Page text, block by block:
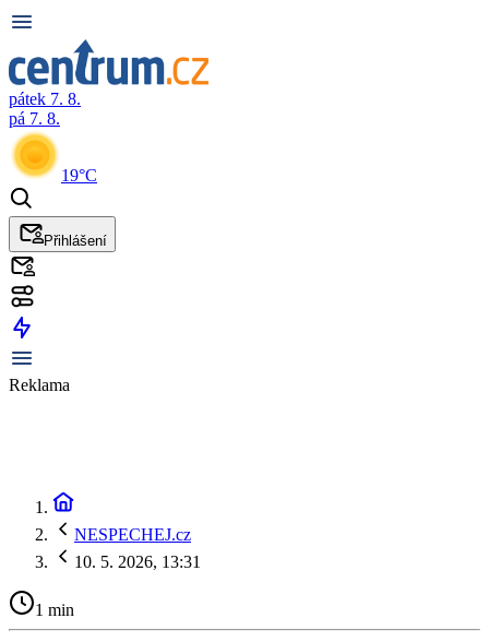
pátek 7. 8.
pá 7. 8.
19°C
Přihlášení
Reklama
NESPECHEJ.cz
10. 5. 2026, 13:31
1 min